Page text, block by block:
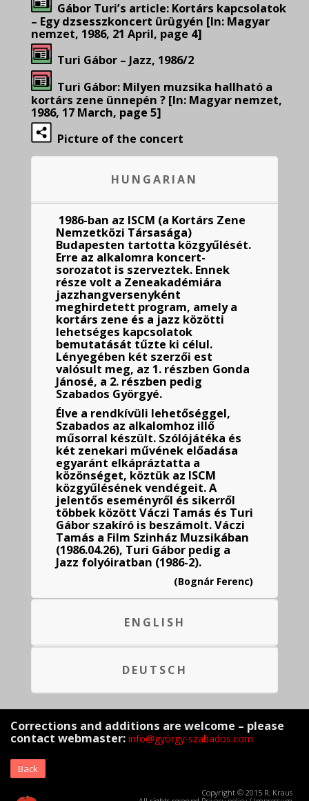
Gábor Turi’s article: Kortárs kapcsolatok
– Egy dzsesszkoncert ürügyén [In: Magyar
nemzet, 1986, 21 April, page 4]
Turi Gábor – Jazz, 1986/2
Turi Gábor: Milyen muzsika hallható a
kortárs zene ünnepén ? [In: Magyar nemzet,
1986, 17 March, page 5]
Picture of the concert
HUNGARIAN
1986-ban az ISCM (a Kortárs Zene
Nemzetközi Társasága)
Budapesten tartotta közgyűlését.
Erre az alkalomra koncert-
sorozatot is szerveztek. Ennek
része volt a Zeneakadémiára
jazzhangversenyként
meghirdetett program, amely a
kortárs zene és a jazz közötti
lehetséges kapcsolatok
bemutatását tűzte ki célul.
Lényegében két szerzői est
valósult meg, az 1. részben Gonda
Jánosé, a 2. részben pedig
Szabados Györgyé.
Élve a rendkívüli lehetőséggel,
Szabados az alkalomhoz illő
műsorral készült. Szólójátéka és
két zenekari művének előadása
egyaránt elkápráztatta a
közönséget, köztük az ISCM
közgyűlésének vendégeit. A
jelentős eseményről és sikerről
többek között Váczi Tamás és Turi
Gábor szakíró is beszámolt. Váczi
Tamás a Film Szinház Muzsikában
(1986.04.26), Turi Gábor pedig a
Jazz folyóiratban (1986-2).
(Bognár Ferenc)
ENGLISH
DEUTSCH
Corrections and additions are welcome – please
contact webmaster: info@györgy-szabados.com
Back
Copyright © 2015 R. Kraus